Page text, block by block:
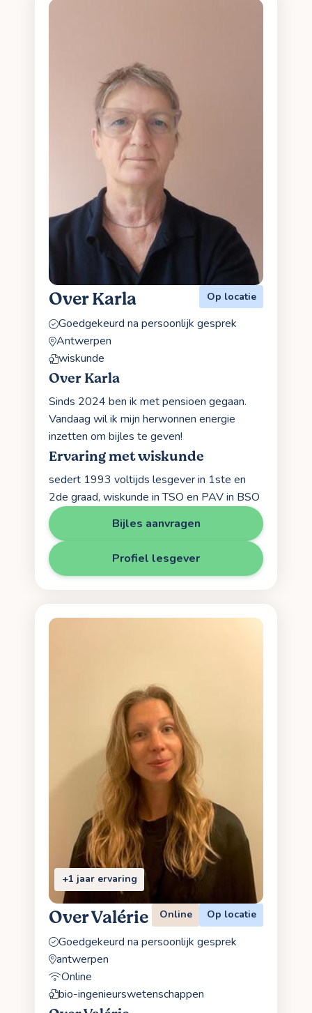
Over Karla Op locatie
Goedgekeurd na persoonlijk gesprek
Antwerpen
wiskunde
Over Karla
Sinds 2024 ben ik met pensioen gegaan.
Vandaag wil ik mijn herwonnen energie
inzetten om bijles te geven!
Ervaring met wiskunde
sedert 1993 voltijds lesgever in 1ste en
2de graad, wiskunde in TSO en PAV in BSO
Bijles aanvragen
Profiel lesgever
+1 jaar ervaring
Over Valérie Online Op locatie
Goedgekeurd na persoonlijk gesprek
antwerpen
Online
bio-ingenieurswetenschappen